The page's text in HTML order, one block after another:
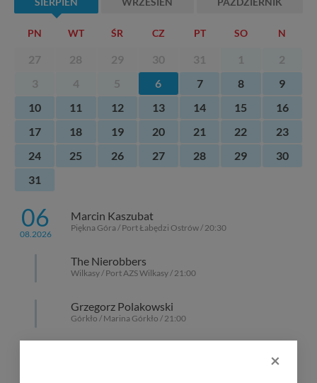
SIERPIEŃ WRZESIEŃ PAŹDZIERNIK
PN WT ŚR CZ PT SO N
27 28 29 30 31 1
2
3
4 5 6 7 8
9
10
11 12 13 14 15
16
17
18 19 20 21 22
23
24
25 26 27 28 29
30
31
06
08.2026
Marcin Kaszubat
Piękna Góra / Port Łabędzi Ostrów / 20:30
The Nierobbers
Wilkasy / Port AZS Wilkasy / 21:00
Grzegorz Polakowski
Górkło / Marina Górkło / 21:00
×